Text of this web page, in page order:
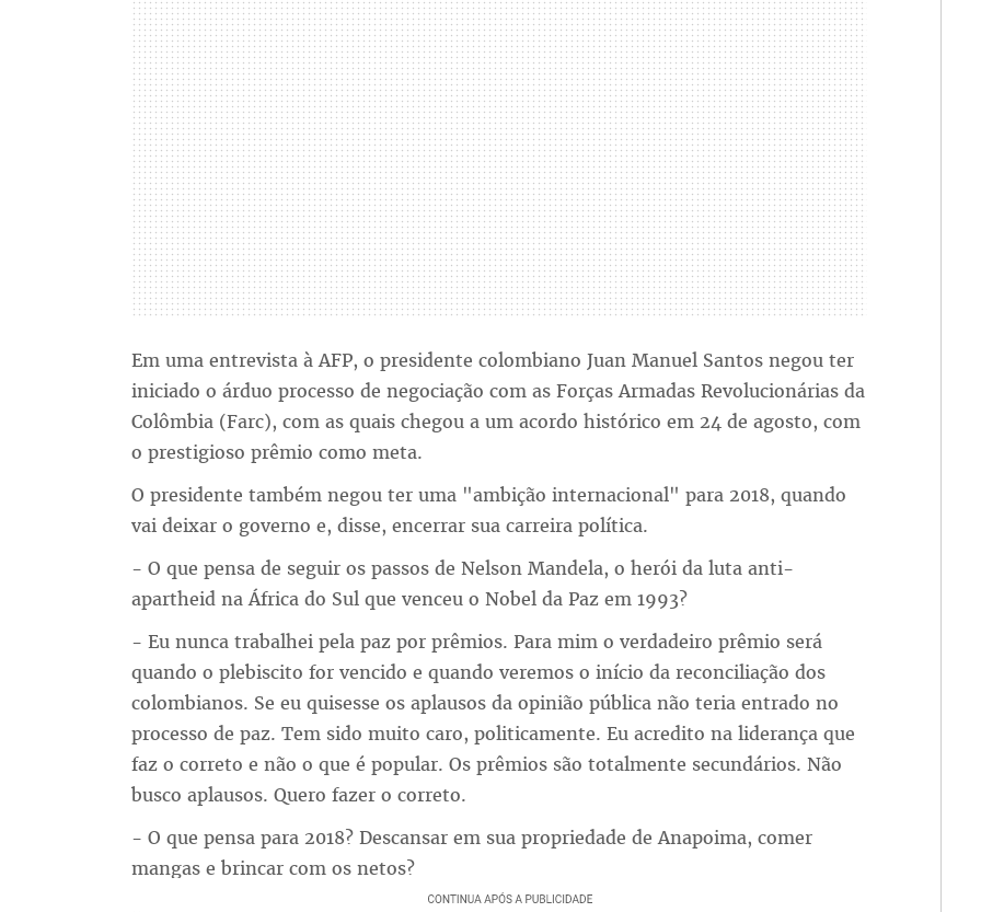
Em uma entrevista à AFP, o presidente colombiano Juan Manuel Santos negou ter
iniciado o árduo processo de negociação com as Forças Armadas Revolucionárias da
Colômbia (Farc), com as quais chegou a um acordo histórico em 24 de agosto, com
o prestigioso prêmio como meta.
O presidente também negou ter uma "ambição internacional" para 2018, quando
vai deixar o governo e, disse, encerrar sua carreira política.
- O que pensa de seguir os passos de Nelson Mandela, o herói da luta anti-
apartheid na África do Sul que venceu o Nobel da Paz em 1993?
- Eu nunca trabalhei pela paz por prêmios. Para mim o verdadeiro prêmio será
quando o plebiscito for vencido e quando veremos o início da reconciliação dos
colombianos. Se eu quisesse os aplausos da opinião pública não teria entrado no
processo de paz. Tem sido muito caro, politicamente. Eu acredito na liderança que
faz o correto e não o que é popular. Os prêmios são totalmente secundários. Não
busco aplausos. Quero fazer o correto.
- O que pensa para 2018? Descansar em sua propriedade de Anapoima, comer
mangas e brincar com os netos?